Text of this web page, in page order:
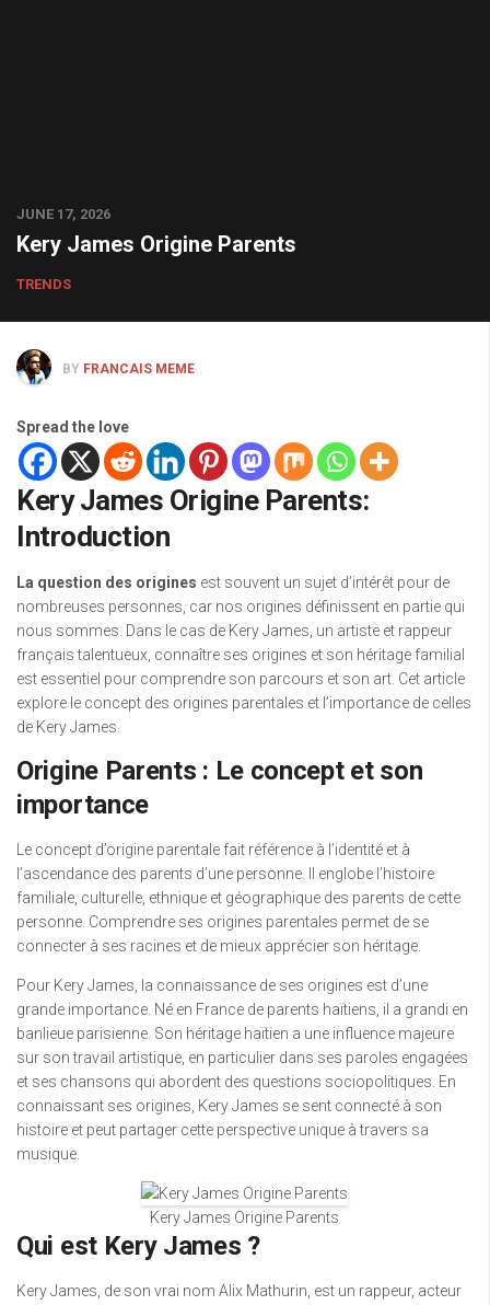
JUNE 17, 2026
Kery James Origine Parents
TRENDS
BY FRANCAIS MEME
Spread the love
Kery James Origine Parents:
Introduction
La question des origines est souvent un sujet d’intérêt pour de
nombreuses personnes, car nos origines définissent en partie qui
nous sommes. Dans le cas de Kery James, un artiste et rappeur
français talentueux, connaître ses origines et son héritage familial
est essentiel pour comprendre son parcours et son art. Cet article
explore le concept des origines parentales et l’importance de celles
de Kery James.
Origine Parents : Le concept et son
importance
Le concept d’origine parentale fait référence à l’identité et à
l’ascendance des parents d’une personne. Il englobe l’histoire
familiale, culturelle, ethnique et géographique des parents de cette
personne. Comprendre ses origines parentales permet de se
connecter à ses racines et de mieux apprécier son héritage.
Pour Kery James, la connaissance de ses origines est d’une
grande importance. Né en France de parents haïtiens, il a grandi en
banlieue parisienne. Son héritage haïtien a une influence majeure
sur son travail artistique, en particulier dans ses paroles engagées
et ses chansons qui abordent des questions sociopolitiques. En
connaissant ses origines, Kery James se sent connecté à son
histoire et peut partager cette perspective unique à travers sa
musique.
Kery James Origine Parents
Qui est Kery James ?
Kery James, de son vrai nom Alix Mathurin, est un rappeur, acteur